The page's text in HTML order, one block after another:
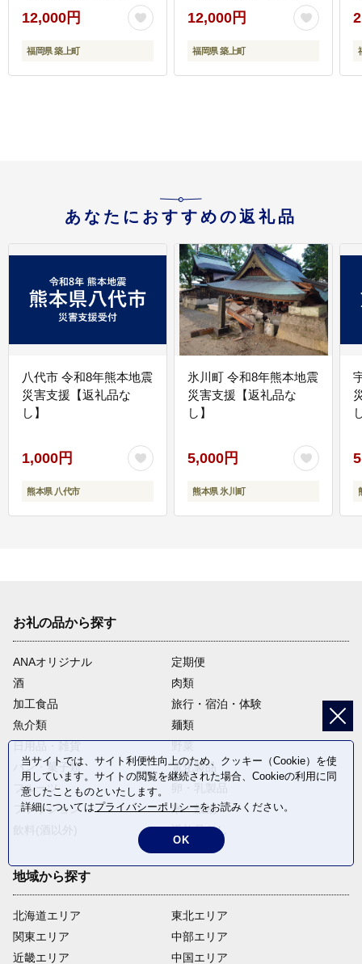
ル】 [ABAA004]
12,000円
福岡県 築上町
ル】 [ABAA002]
12,000円
福岡県 築上町
あなたにおすすめの返礼品
八代市 令和8年熊本地震
災害支援【返礼品な
し】
1,000円
熊本県 八代市
氷川町 令和8年熊本地震
災害支援【返礼品な
し】
5,000円
熊本県 氷川町
お礼の品から探す
ANAオリジナル
定期便
酒
肉類
加工食品
旅行・宿泊・体験
魚介類
麺類
パン・菓子類
電化製品
フルーツ
ファッション
米・穀物
返礼品なし
地域から探す
北海道エリア
関東エリア
近畿エリア
東北エリア
中部エリア
中国エリア
当サイトでは、サイト利便性向上のため、クッキー（Cookie）を使
用しています。サイトの閲覧を継続された場合、Cookieの利用に同
意したことものといたします。
詳細についてはプライバシーポリシーをお読みください。
OK